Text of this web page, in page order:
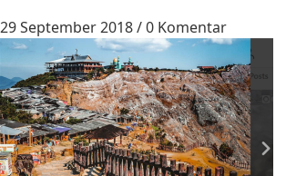
29 September 2018/0 Komentar